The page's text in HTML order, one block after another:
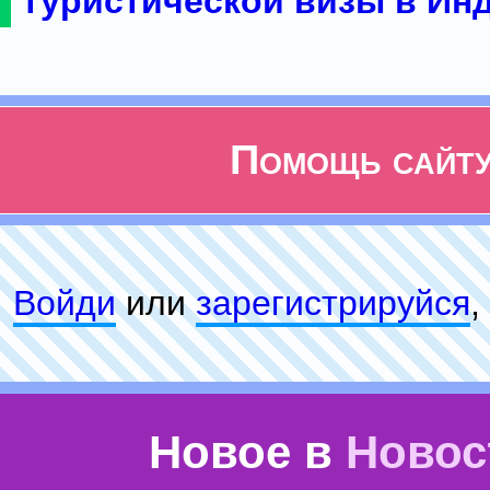
Помощь
Войдиилизарeгиcтpируйся,
Новое в